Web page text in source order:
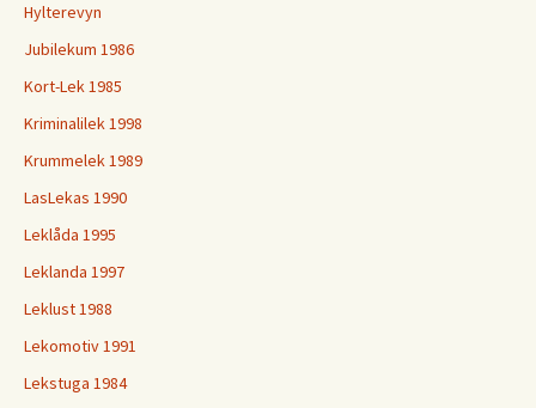
Hylterevyn
Jubilekum 1986
Kort-Lek 1985
Kriminalilek 1998
Krummelek 1989
LasLekas 1990
Leklåda 1995
Leklanda 1997
Leklust 1988
Lekomotiv 1991
Lekstuga 1984